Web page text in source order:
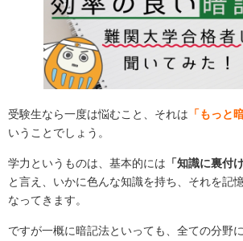
受験生なら一度は悩むこと、それは 「もっと
いうことでしょう。
学力というものは、基本的には 「知識に裏付
と言え、いかに色んな知識を持ち、それを記
なってきます。
ですが一概に暗記法といっても、全ての分野